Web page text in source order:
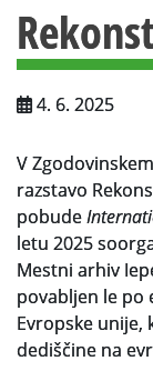
Vloga za upravne
Vloga za čitalnico
VAČ –
Za ustvarjalce
Strokovna
Gradivo
Register
4. 6. 2025
V
razstavo
pobude
letu 2025
Mestni arhiv
povabljen le po
Evropske unije,
dediščine na